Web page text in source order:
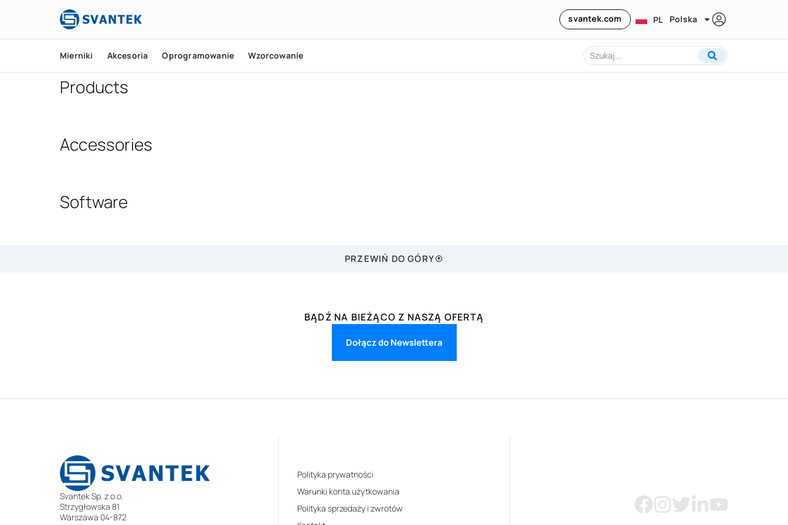
svantek.com PL Polska
Mierniki Akcesoria Oprogramowanie Wzorcowanie
Products
Accessories
Software
PRZEWIŃ DO GÓRY
BĄDŹ NA BIEŻĄCO Z NASZĄ OFERTĄ
Dołącz do Newslettera
Svantek Sp. z o.o.
Strzygłowska 81
Warszawa 04-872
Polityka prywatności
Warunki konta użytkowania
Polityka sprzedaży i zwrotów